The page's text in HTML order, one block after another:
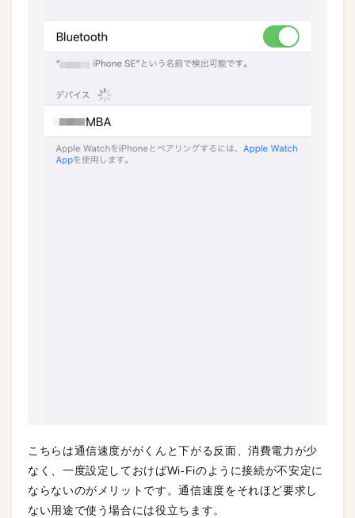
こちらは通信速度ががくんと下がる反面、消費電力が少
なく、一度設定しておけばWi-Fiのように接続が不安定に
ならないのがメリットです。通信速度をそれほど要求し
ない用途で使う場合には役立ちます。